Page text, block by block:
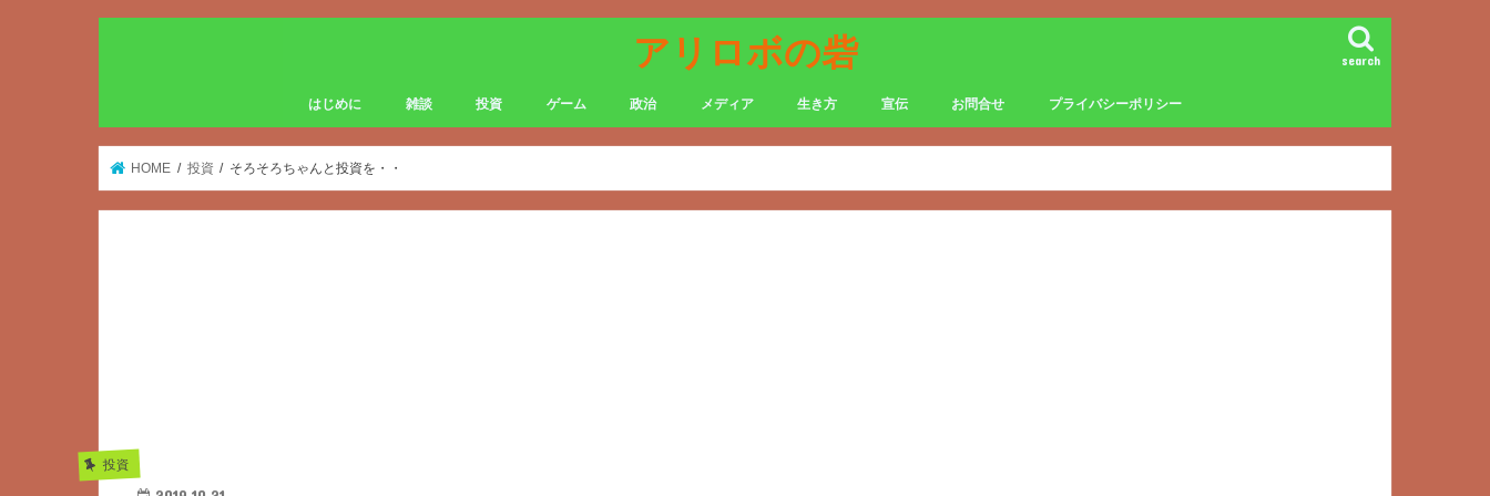
アリロボの砦 search
はじめに 雑談 投資 ゲーム 政治 メディア 生き方 宣伝 お問合せ プライバシーポリシー
HOME 投資 そろそろちゃんと投資を・・
投資